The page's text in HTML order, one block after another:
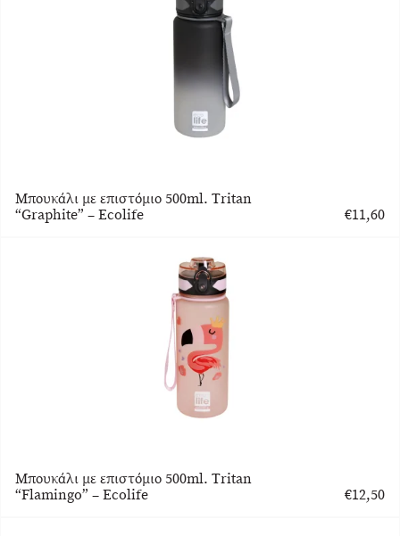
Μπουκάλι με επιστόμιο 500ml. Tritan
“Graphite” – Ecolife
€11,60
Μπουκάλι με επιστόμιο 500ml. Tritan
“Flamingo” – Ecolife
€12,50